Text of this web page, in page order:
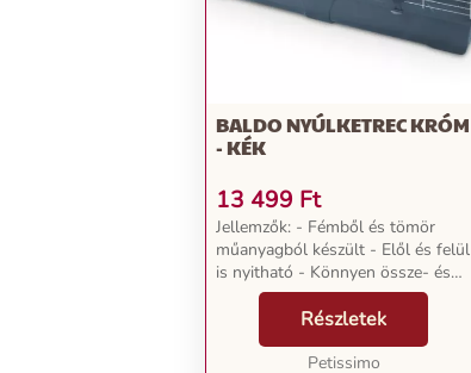
BALDO NYÚLKETREC KRÓM
- KÉK
13 499 Ft
Jellemzők: - Fémből és tömör
műanyagból készült - Elől és felül
is nyitható - Könnyen össze- és
szétszerelhető - Szénatartóval -
Rács része összecsukható -
Rácstávolság: 2,2 cm - 2 db
lefogóval Mérete...
Részletek
Petissimo